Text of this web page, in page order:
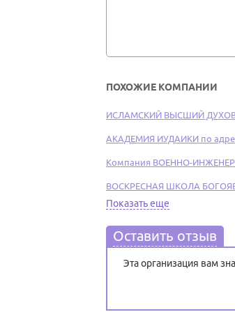
ПОХОЖИЕ КОМПАНИИ
ИСЛАМСКИЙ ВЫСШИЙ
АКАДЕМИЯ ИУДАИКИ по
Компания ВОЕННО-
ВОСКРЕСНАЯ ШКОЛА
Показать еще
Оставить отзыв
Эта организация вам